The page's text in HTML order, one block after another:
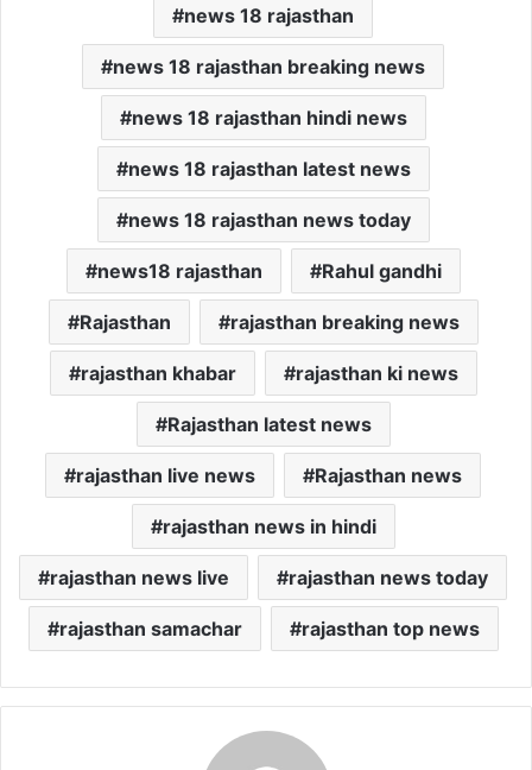
news 18 rajasthan
news 18 rajasthan breaking news
news 18 rajasthan hindi news
news 18 rajasthan latest news
news 18 rajasthan news today
news18 rajasthan Rahul gandhi
Rajasthan rajasthan breaking news
rajasthan khabar rajasthan ki news
Rajasthan latest news
rajasthan live news Rajasthan news
rajasthan news in hindi
rajasthan news live rajasthan news today
rajasthan samachar rajasthan top news